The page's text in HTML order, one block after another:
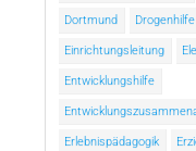
Dortmund Drogenhilfe
Einrichtungsleitung
Entwicklungshilfe
Erlebnispädagogik